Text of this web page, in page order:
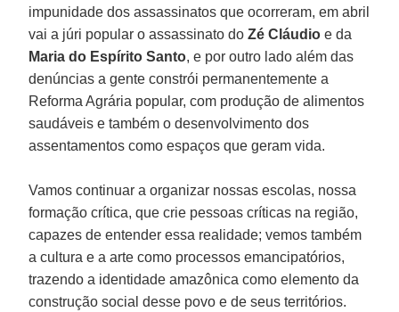
impunidade dos assassinatos que ocorreram, em abril
vai a júri popular o assassinato doZé Cláudio e da
Maria do Espírito Santo, e por outro lado além das
denúncias a gente constrói permanentemente a
Reforma Agrária popular, com produção de alimentos
saudáveis e também o desenvolvimento dos
assentamentos como espaços que geram vida.
Vamos continuar a organizar nossas escolas, nossa
formação crítica, que crie pessoas críticas na região,
capazes de entender essa realidade; vemos também
a cultura e a arte como processos emancipatórios,
trazendo a identidade amazônica como elemento da
construção social desse povo e de seus territórios.